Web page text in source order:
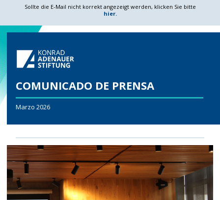
Sollte die E-Mail nicht korrekt angezeigt werden, klicken Sie bitte
hier.
COMUNICADO DE PRENSA
Marzo 2026